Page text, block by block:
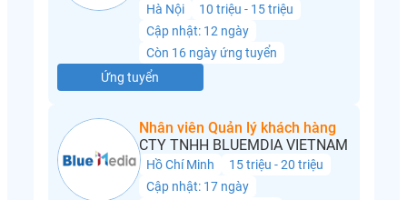
Hà Nội
10 triệu - 15 triệu
Cập nhật: 12 ngày
Còn 16 ngày ứng tuyển
Ứng tuyển
Nhân viên Quản lý khách hàng
CTY TNHH BLUEMDIA VIETNAM
Hồ Chí Minh
15 triệu - 20 triệu
Cập nhật: 17 ngày